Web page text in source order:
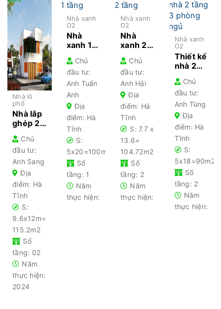
Nhà lô
phố
Nhà lắp
ghép 2
Hà Tĩnh
– giải
pháp
xây
dựng
nhà hiện
đại
Chủ
đầu tư:
Anh Sang
Địa
điểm: Hà
Tĩnh
S:
9.6x12m=
115.2m2
Số
tầng: 02
Năm
thực hiện:
2024
Nhà xanh
O2
Nhà
xanh 1
thiết kế
kiến
trúc tối
giản,
hiện đại,
đầy đủ
tiện
nghi
Chủ
đầu tư:
Anh Tuấn
Anh
Địa
điểm: Hà
Tĩnh
S:
5x20=100m2
Số
tầng: 1
Năm
thực hiện:
Nhà xanh
O2
Nhà
xanh 2
phòng
ngủ
chan
hoà với
thiên
nhiên
Chủ
đầu tư:
Anh Hải
Địa
điểm: Hà
Tĩnh
S: 7.7 x
13.6=
104.72m2
Số
tầng: 2
Năm
thực hiện:
Nhà xanh
O2
Thiết kế
nhà 2
phòng
ngủ
diện tích
90m2
hiện đại,
tối giản
Chủ
đầu tư:
Anh Tùng
Địa
điểm: Hà
Tĩnh
S:
5x18=90m2
Số
tầng: 2
Năm
thực hiện: